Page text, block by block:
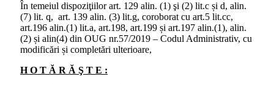
În temeiul dispoziţiilor art. 129 alin. (1) şi (2) lit.c și d, alin.
(7) lit. q, art. 139 alin. (3) lit.g, coroborat cu art.5 lit.cc,
art.196 alin.(1) lit.a, art.198, art.199 și art.197 alin.(1), alin.
(2) și alin(4) din OUG nr.57/2019 – Codul Administrativ, cu
modificări și completări ulterioare,
H O T Ă R Ă Ş T E :